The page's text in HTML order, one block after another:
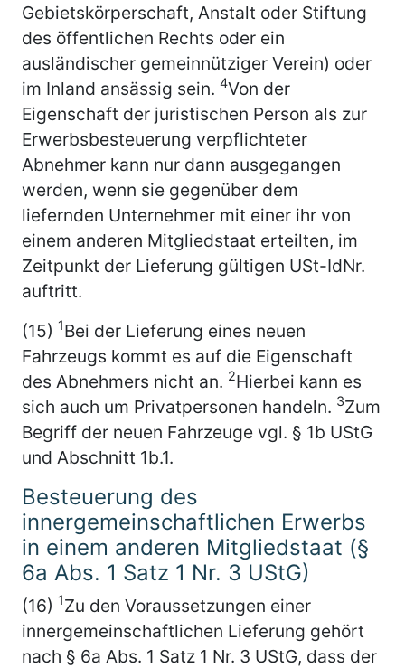
Gebietskörperschaft, Anstalt oder Stiftung
des öffentlichen Rechts oder ein
ausländischer gemeinnütziger Verein) oder
im Inland ansässig sein. 4Von der
Eigenschaft der juristischen Person als zur
Erwerbsbesteuerung verpflichteter
Abnehmer kann nur dann ausgegangen
werden, wenn sie gegenüber dem
liefernden Unternehmer mit einer ihr von
einem anderen Mitgliedstaat erteilten, im
Zeitpunkt der Lieferung gültigen USt-IdNr.
auftritt.
(15) 1Bei der Lieferung eines neuen
Fahrzeugs kommt es auf die Eigenschaft
des Abnehmers nicht an. 2Hierbei kann es
sich auch um Privatpersonen handeln. 3Zum
Begriff der neuen Fahrzeuge vgl. § 1b UStG
und Abschnitt 1b.1.
Besteuerung des
innergemeinschaftlichen Erwerbs
in einem anderen Mitgliedstaat (§
6a Abs. 1 Satz 1 Nr. 3 UStG)
(16) 1Zu den Voraussetzungen einer
innergemeinschaftlichen Lieferung gehört
nach § 6a Abs. 1 Satz 1 Nr. 3 UStG, dass der